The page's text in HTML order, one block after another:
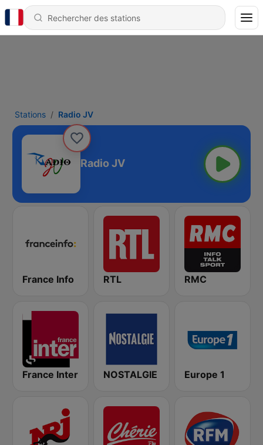
Stations Radio JV
Radio JV
France Info RTL RMC
France Inter NOSTALGIE Europe 1